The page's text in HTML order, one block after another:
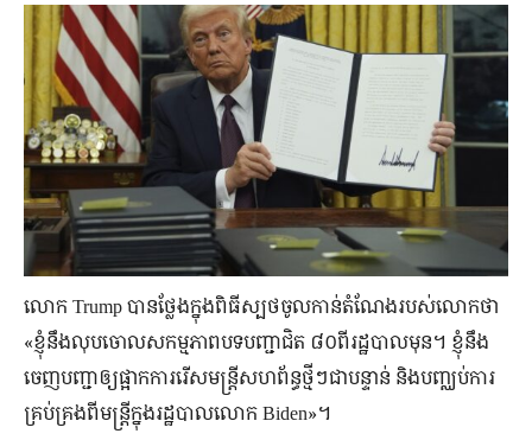
លោក Trump បានថ្លែងក្នុងពិធីស្បថចូលកាន់តំណែងរបស់លោកថា
«ខ្ញុំនឹងលុបចោលសកម្មភាពបទបញ្ជាជិត ៨០ពីរដ្ឋបាលមុន។ ខ្ញុំនឹង
ចេញបញ្ជាឲ្យផ្អាកការរើសមន្ត្រីសហព័ន្ធថ្មីៗជាបន្ទាន់ និងបញ្ឈប់ការ
គ្រប់គ្រងពីមន្ត្រីក្នុងរដ្ឋបាលលោក Biden»។